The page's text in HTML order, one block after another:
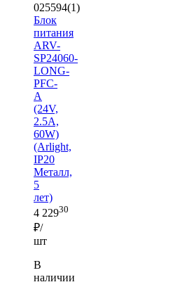
025594(1)
Блок
питания
ARV-
SP24060-
LONG-
PFC-
A
(24V,
2.5A,
60W)
(Arlight,
IP20
Металл,
5
лет)
4 22930
₽/
шт
В
наличии